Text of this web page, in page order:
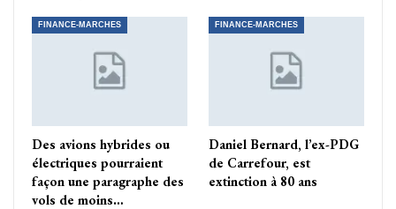
FINANCE-MARCHES
Des avions hybrides ou
électriques pourraient
façon une paragraphe des
vols de moins…
FINANCE-MARCHES
Daniel Bernard, l’ex-PDG
de Carrefour, est
extinction à 80 ans